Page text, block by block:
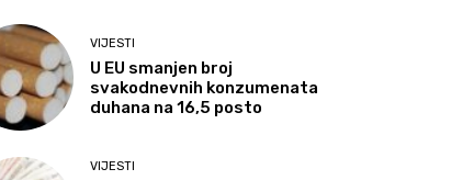
VIJESTI
U EU smanjen broj
svakodnevnih konzumenata
duhana na 16,5 posto
VIJESTI